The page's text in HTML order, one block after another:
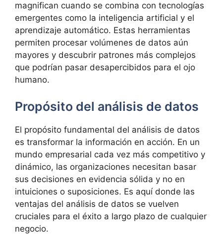
magnifican cuando se combina con tecnologías
emergentes como la inteligencia artificial y el
aprendizaje automático. Estas herramientas
permiten procesar volúmenes de datos aún
mayores y descubrir patrones más complejos
que podrían pasar desapercibidos para el ojo
humano.
Propósito del análisis de datos
El propósito fundamental del análisis de datos
es transformar la información en acción. En un
mundo empresarial cada vez más competitivo y
dinámico, las organizaciones necesitan basar
sus decisiones en evidencia sólida y no en
intuiciones o suposiciones. Es aquí donde las
ventajas del análisis de datos se vuelven
cruciales para el éxito a largo plazo de cualquier
negocio.